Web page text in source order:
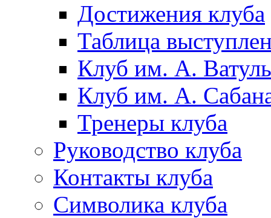
Достижения клуба
Таблица
Клуб им. А.
Клуб им. А.
Тренеры клуба
Руководство клуба
Контакты клуба
Символика клуба